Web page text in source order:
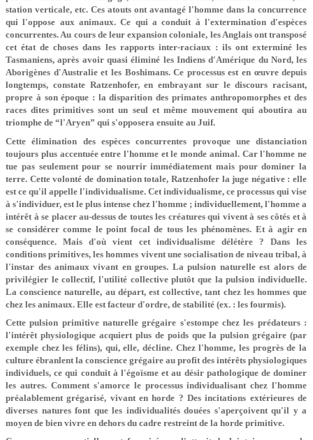
station verticale, etc. Ces atouts ont avantagé l'homme dans la concurrence
qui l'oppose aux animaux. Ce qui a conduit à l'extermination d'espèces
concurrentes. Au cours de leur expansion coloniale, les Anglais ont transposé
cet état de choses dans les rapports inter-raciaux : ils ont exterminé les
Tasmaniens, après avoir quasi éliminé les Indiens d'Amérique du Nord, les
Aborigènes d'Australie et les Boshimans. Ce processus est en œuvre depuis
longtemps, constate Ratzenhofer, en embrayant sur le discours racisant,
propre à son époque : la disparition des primates anthropomorphes et des
races dites primitives sont un seul et même mouvement qui aboutira au
triomphe de “l'Aryen” qui s'opposera ensuite au Juif.
Cette élimination des espèces concurrentes provoque une distanciation
toujours plus accentuée entre l'homme et le monde animal. Car l'homme ne
tue pas seulement pour se nourrir immédiatement mais pour dominer la
terre. Cette volonté de domination totale, Ratzenhofer la juge négative : elle
est ce qu'il appelle l'individualisme. Cet individualisme, ce processus qui vise
à s'individuer, est le plus intense chez l'homme ; individuellement, l'homme a
intérêt à se placer au-dessus de toutes les créatures qui vivent à ses côtés et à
se considérer comme le point focal de tous les phénomènes. Et à agir en
conséquence. Mais d'où vient cet individualisme délétère ? Dans les
conditions primitives, les hommes vivent une socialisation de niveau tribal, à
l'instar des animaux vivant en groupes. La pulsion naturelle est alors de
privilégier le collectif, l'utilité collective plutôt que la pulsion individuelle.
La conscience naturelle, au départ, est collective, tant chez les hommes que
chez les animaux. Elle est facteur d'ordre, de stabilité (ex. : les fourmis).
Cette pulsion primitive naturelle grégaire s'estompe chez les prédateurs :
l'intérêt physiologique acquiert plus de poids que la pulsion grégaire (par
exemple chez les félins), qui, elle, décline. Chez l'homme, les progrès de la
culture ébranlent la conscience grégaire au profit des intérêts physiologiques
individuels, ce qui conduit à l'égoïsme et au désir pathologique de dominer
les autres. Comment s'amorce le processus individualisant chez l'homme
préalablement grégarisé, vivant en horde ? Des incitations extérieures de
diverses natures font que les individualités douées s'aperçoivent qu'il y a
moyen de bien vivre en dehors du cadre restreint de la horde primitive.